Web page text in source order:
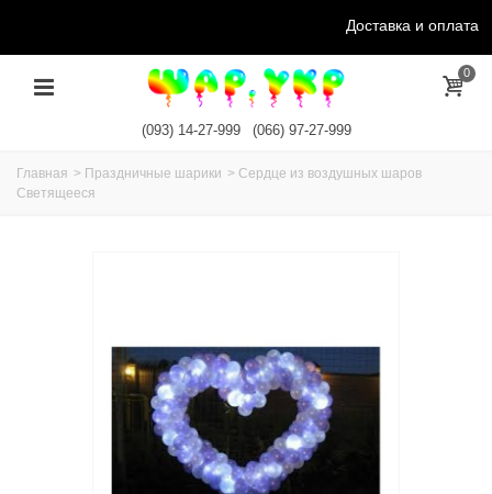
Доставка и оплата
0
(093) 14-27-999 (066) 97-27-999
Главная > Праздничные шарики > Сердце из воздушных шаров
Светящееся